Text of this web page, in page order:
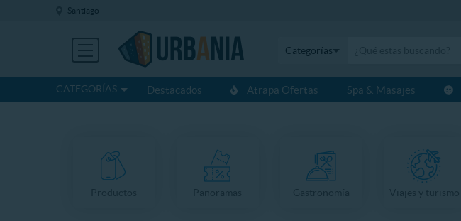
Santiago
CATEGORÍAS
Categorías
Destacados Atrapa Ofertas Spa & Masajes